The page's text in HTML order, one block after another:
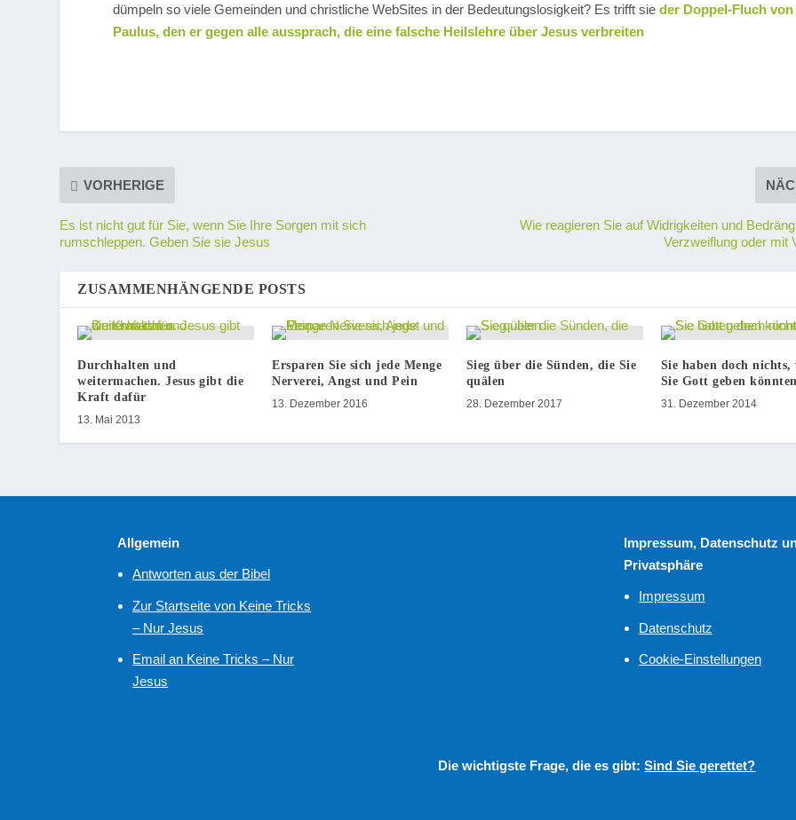
dümpeln so viele Gemeinden und christliche WebSites in der Bedeutungslosigkeit? Es trifft sieder Doppel-Fluch von
Paulus, den er gegen alle aussprach, die eine falsche Heilslehre über Jesus verbreiten
VORHERIGE
Es ist nicht gut für Sie, wenn Sie Ihre Sorgen mit sich
rumschleppen. Geben Sie sie Jesus
Wie reagieren Sie auf Widrigkeiten und
Verzweiflung oder mit
ZUSAMMENHÄNGENDE POSTS
Durchhalten und
weitermachen. Jesus gibt die
Kraft dafür
13. Mai 2013
Ersparen Sie sich jede Menge
Nerverei, Angst und Pein
13. Dezember 2016
Sieg über die Sünden, die Sie
quälen
28. Dezember 2017
Sie haben doch nichts,
Sie Gott geben
31. Dezember 2014
Allgemein
Antworten aus der Bibel
Zur Startseite von Keine Tricks
– Nur Jesus
Email an Keine Tricks – Nur
Jesus
Impressum, Datenschutz
Privatsphäre
Impressum
Datenschutz
Cookie-Einstellungen
Die wichtigste Frage, die es gibt:Sind Sie gerettet?